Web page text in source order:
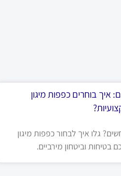
איך בוחרים כפפות מיגון
גלו איך לבחור כפפות מיגון
בטיחות וביטחון מירביים.